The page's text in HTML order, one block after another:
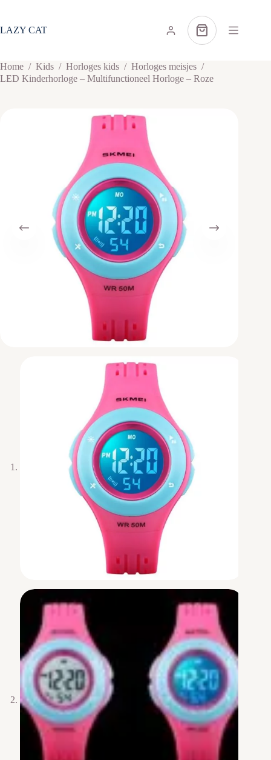
de
LAZY CAT Winkelwagen
Home / Kids / Horloges kids / Horloges meisjes /
LED Kinderhorloge – Multifunctioneel Horloge – Roze